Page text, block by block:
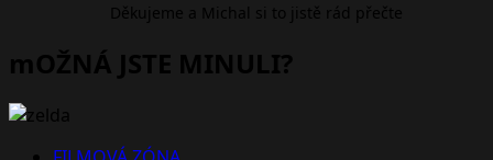
Děkujeme a Michal si to jistě rád přečte
mOŽNÁ JSTE MINULI?